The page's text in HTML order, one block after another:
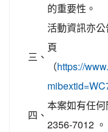
的重要性。
三、
活動資訊亦
頁
（https://
四、
本案如有任何
2356-7012 。